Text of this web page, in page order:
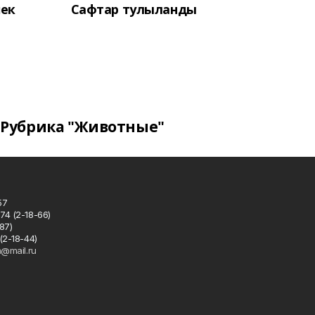
Сафтар тулыланды
Рубрика "Животные"
(2-18-66)
18-44)